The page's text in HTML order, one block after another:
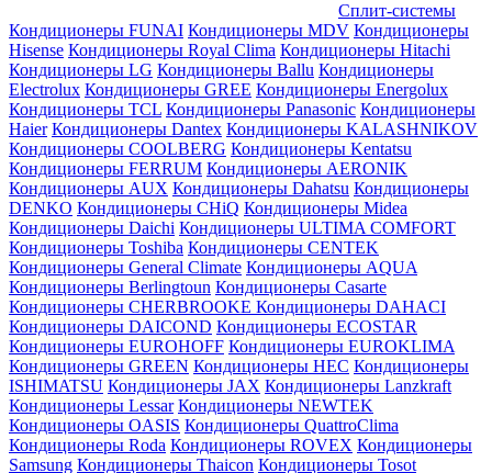
Сплит-системы
Кондиционеры FUNAI Кондиционеры MDV Кондиционеры
Hisense Кондиционеры Royal Clima Кондиционеры Hitachi
Кондиционеры LG Кондиционеры Ballu Кондиционеры
Electrolux Кондиционеры GREE Кондиционеры Energolux
Кондиционеры TCL Кондиционеры Panasonic Кондиционеры
Haier Кондиционеры Dantex Кондиционеры KALASHNIKOV
Кондиционеры СOOLBERG Кондиционеры Kentatsu
Кондиционеры FERRUM Кондиционеры AERONIK
Кондиционеры AUX Кондиционеры Dahatsu Кондиционеры
DENKO Кондиционеры CHiQ Кондиционеры Midea
Кондиционеры Daichi Кондиционеры ULTIMA COMFORT
Кондиционеры Toshiba Кондиционеры CENTEK
Кондиционеры General Climate Кондиционеры AQUA
Кондиционеры Berlingtoun Кондиционеры Casarte
Кондиционеры CHERBROOKE Кондиционеры DAHACI
Кондиционеры DAICOND Кондиционеры ECOSTAR
Кондиционеры EUROHOFF Кондиционеры EUROKLIMA
Кондиционеры GREEN Кондиционеры HEC Кондиционеры
ISHIMATSU Кондиционеры JAX Кондиционеры Lanzkraft
Кондиционеры Lessar Кондиционеры NEWTEK
Кондиционеры OASIS Кондиционеры QuattroClima
Кондиционеры Roda Кондиционеры ROVEX Кондиционеры
Samsung Кондиционеры Thaicon Кондиционеры Tosot